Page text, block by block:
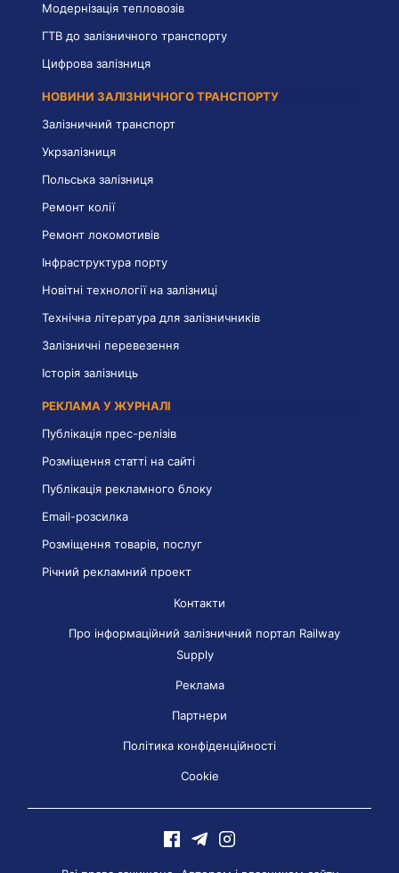
Модернізація тепловозів
ГТВ до залізничного транспорту
Цифрова залізниця
НОВИНИ ЗАЛІЗНИЧНОГО ТРАНСПОРТУ
Залізничний транспорт
Укрзалізниця
Польська залізниця
Ремонт колії
Ремонт локомотивів
Інфраструктура порту
Новітні технології на залізниці
Технічна література для залізничників
Залізничні перевезення
Історія залізниць
РЕКЛАМА У ЖУРНАЛІ
Публікація прес-релізів
Розміщення статті на сайті
Публікація рекламного блоку
Email-розсилка
Розміщення товарів, послуг
Річний рекламний проект
Контакти
Про інформаційний залізничний портал Railway
Supply
Реклама
Партнери
Політика конфіденційності
Cookie